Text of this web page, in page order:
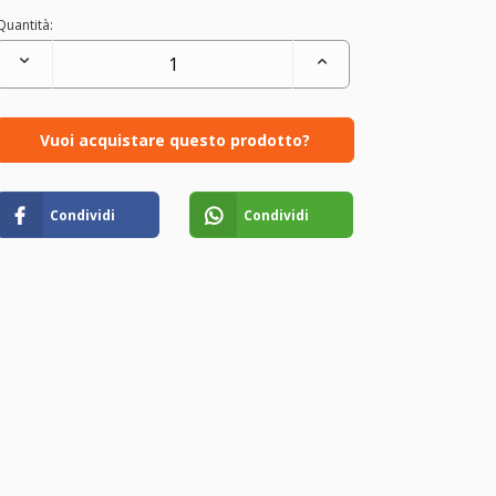
Vuoi acquistare questo prodotto?
Condividi Condividi